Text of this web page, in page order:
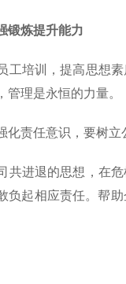
锻炼提升能力
培训，提高思想
管理是永恒的力量。
责任意识，要树立
进退的思想，在
负起相应责任。帮